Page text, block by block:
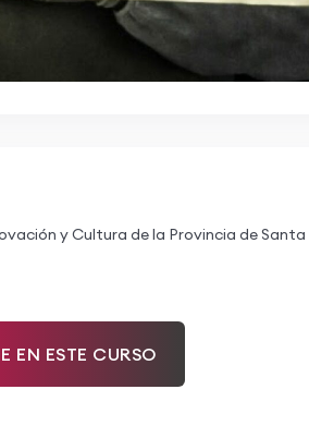
y Cultura de la Provincia de Santa
EN ESTE CURSO